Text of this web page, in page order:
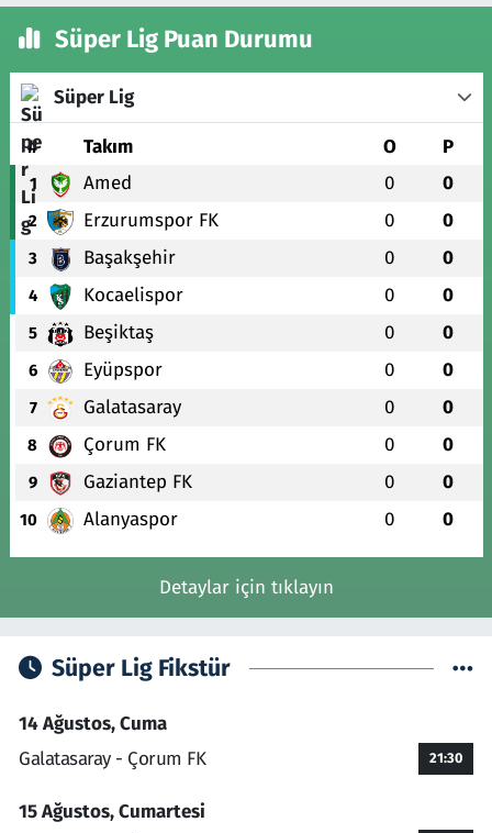
Süper Lig Puan Durumu
Süper Lig
# Takım O P
1 Amed 0 0
2 Erzurumspor FK 0 0
3 Başakşehir 0 0
4 Kocaelispor 0 0
5 Beşiktaş 0 0
6 Eyüpspor 0 0
7 Galatasaray 0 0
8 Çorum FK 0 0
9 Gaziantep FK 0 0
10 Alanyaspor 0 0
Detaylar için tıklayın
Süper Lig Fikstür
14 Ağustos, Cuma
Galatasaray - Çorum FK
21:30
15 Ağustos, Cumartesi